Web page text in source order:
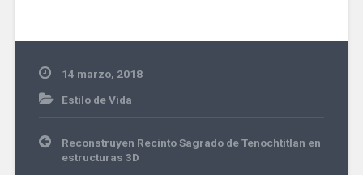
14 marzo, 2018
Estilo de Vida
Navegación
entradas
Reconstruyen Recinto Sagrado de Tenochtitlan en
estructuras 3D